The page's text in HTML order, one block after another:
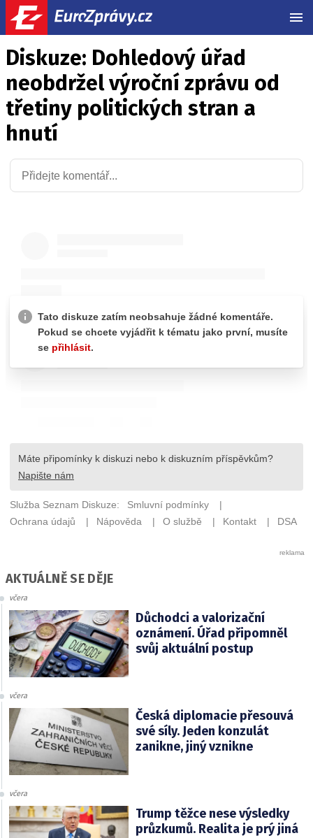
Diskuze: Dohledový úřad
neobdržel výroční zprávu od
třetiny politických stran a
hnutí
AKTUÁLNĚ SE DĚJE
včera
Důchodci a valorizační
oznámení. Úřad připomněl
svůj aktuální postup
včera
Česká diplomacie přesouvá
své síly. Jeden konzulát
zanikne, jiný vznikne
včera
Trump těžce nese výsledky
průzkumů. Realita je prý jiná